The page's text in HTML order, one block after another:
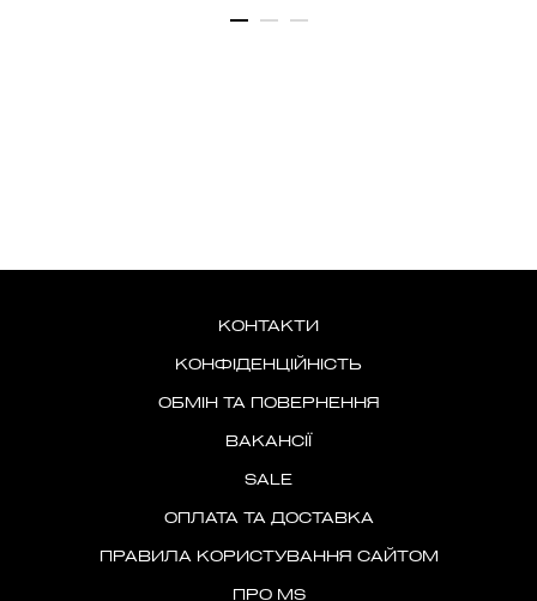
КОНТАКТИ
КОНФІДЕНЦІЙНІСТЬ
ОБМІН ТА ПОВЕРНЕННЯ
ВАКАНСІЇ
SALE
ОПЛАТА ТА ДОСТАВКА
ПРАВИЛА КОРИСТУВАННЯ САЙТОМ
ПРО MS